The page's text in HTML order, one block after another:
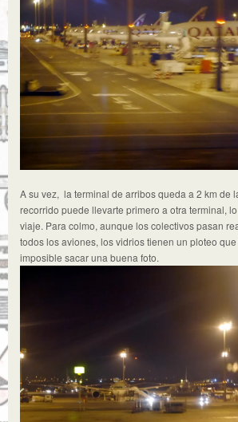
A su vez, la terminal de arribos queda a 2 km de
recorrido puede llevarte primero a otra terminal,
viaje. Para colmo, aunque los colectivos pasan
todos los aviones, los vidrios tienen un ploteo
imposible sacar una buena foto.